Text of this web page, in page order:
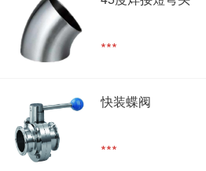
***
快装蝶阀
***